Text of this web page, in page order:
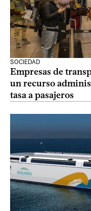
SOCIEDAD
Empresas de
un recurso
tasa a pasajeros